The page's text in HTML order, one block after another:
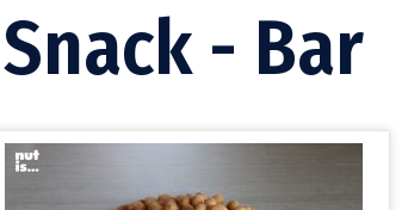
Snack - Bar